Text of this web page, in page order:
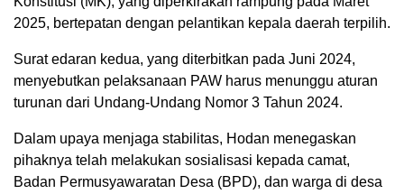
2025, bertepatan dengan pelantikan kepala daerah terpilih.
Surat edaran kedua, yang diterbitkan pada Juni 2024,
menyebutkan pelaksanaan PAW harus menunggu aturan
turunan dari Undang-Undang Nomor 3 Tahun 2024.
Dalam upaya menjaga stabilitas, Hodan menegaskan
pihaknya telah melakukan sosialisasi kepada camat,
Badan Permusyawaratan Desa (BPD), dan warga di desa